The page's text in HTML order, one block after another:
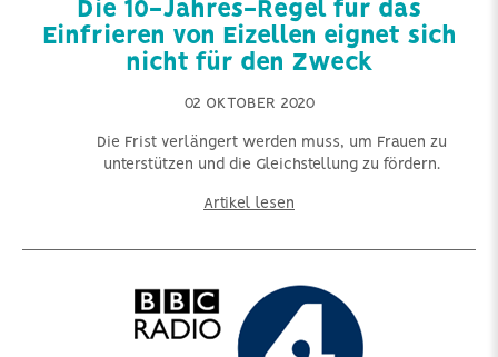
Die 10-Jahres-Regel für das
Einfrieren von Eizellen eignet sich
nicht für den Zweck
02 OKTOBER 2020
Die Frist verlängert werden muss, um Frauen zu
unterstützen und die Gleichstellung zu fördern.
Artikel lesen